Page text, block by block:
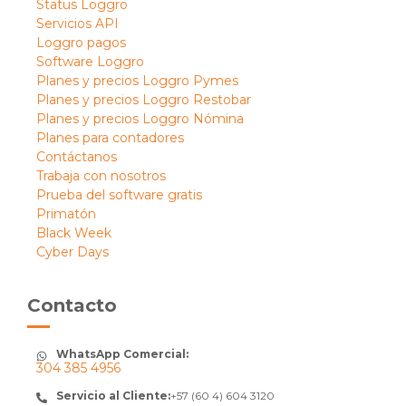
Status Loggro
Servicios API
Loggro pagos
Software Loggro
Planes y precios Loggro Pymes
Planes y precios Loggro Restobar
Planes y precios Loggro Nómina
Planes para contadores
Contáctanos
Trabaja con nosotros
Prueba del software gratis
Primatón
Black Week
Cyber Days
Contacto
WhatsApp Comercial:
304 385 4956
Servicio al Cliente:+57 (60 4) 604 3120